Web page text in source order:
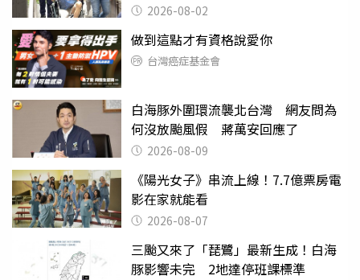
2026-08-02
做到這點才有資格說愛你
台灣癌症基金會
白海豚外圍環流襲北台灣 網友問為
何沒放颱風假 蔣萬安回應了
2026-08-09
《陽光女子》串流上線！7.7億票房電
影在家就能看
2026-08-07
三颱又來了「琵鷺」最新生成！白海
豚影響未完 2地達停班課標準